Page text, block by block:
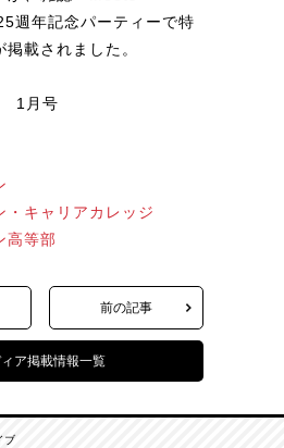
週年記念パーティーで特
載されました。
1月号
・キャリアカレッジ
高等部
前の記事
ィア掲載情報一覧
ブ